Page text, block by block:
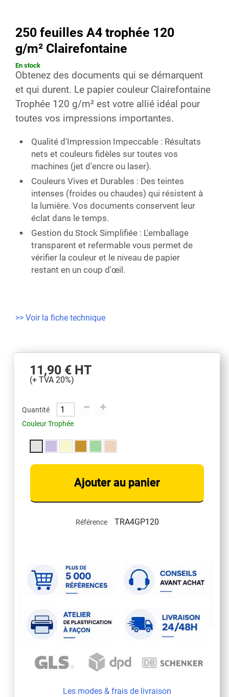
250 feuilles A4 trophée 120
g/m² Clairefontaine
En stock
Obtenez des documents qui se démarquent
et qui durent. Le papier couleur Clairefontaine
Trophée 120 g/m² est votre allié idéal pour
toutes vos impressions importantes.
Qualité d'Impression Impeccable : Résultats
nets et couleurs fidèles sur toutes vos
machines (jet d'encre ou laser).
Couleurs Vives et Durables : Des teintes
intenses (froides ou chaudes) qui résistent à
la lumière. Vos documents conservent leur
éclat dans le temps.
Gestion du Stock Simplifiée : L'emballage
transparent et refermable vous permet de
vérifier la couleur et le niveau de papier
restant en un coup d'œil.
>> Voir la fiche technique
11,90 € HT
(+ TVA 20%)
Quantité
Couleur Trophée
Ajouter au panier
Référence TRA4GP120
Les modes & frais de livraison